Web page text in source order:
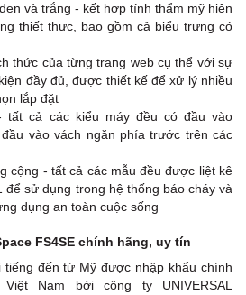
và trắng - kết hợp tính thẩm mỹ hiện
thiết thực, bao gồm cả biểu trưng có
thức của từng trang web cụ thể với sự
đầy đủ, được thiết kế để xử lý nhiều
lắp đặt
tất cả các kiểu máy đều có đầu vào
vào vách ngăn phía trước trên các
cộng - tất cả các mẫu đều được liệt kê
để sử dụng trong hệ thống báo cháy và
dụng an toàn cuộc sống
FS4SE chính hãng, uy tín
tiếng đến từ Mỹ được nhập khẩu chính
Nam bởi công ty UNIVERSAL